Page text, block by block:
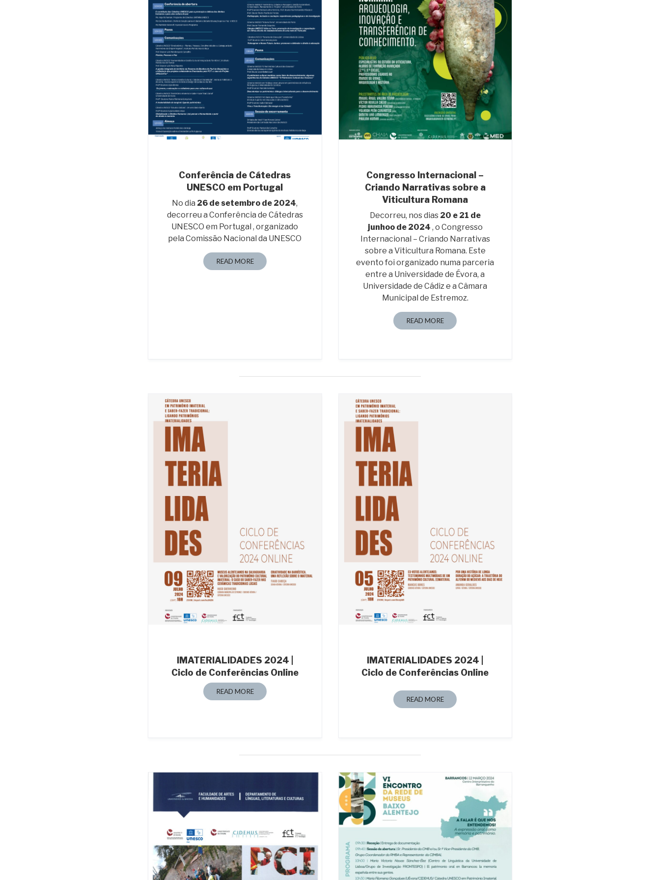
Conferência de Cátedras
UNESCO em Portugal
No dia 26 de setembro de 2024,
decorreu a Conferência de Cátedras
UNESCO em Portugal , organizado
pela Comissão Nacional da UNESCO
READ MORE
Congresso Internacional –
Criando Narrativas sobre a
Viticultura Romana
Decorreu, nos dias 20 e 21 de
junhoo de 2024 , o Congresso
Internacional – Criando Narrativas
sobre a Viticultura Romana. Este
evento foi organizado numa parceria
entre a Universidade de Évora, a
Universidade de Cádiz e a Câmara
Municipal de Estremoz.
READ MORE
IMATERIALIDADES 2024 |
Ciclo de Conferências Online
READ MORE
IMATERIALIDADES 2024 |
Ciclo de Conferências Online
READ MORE